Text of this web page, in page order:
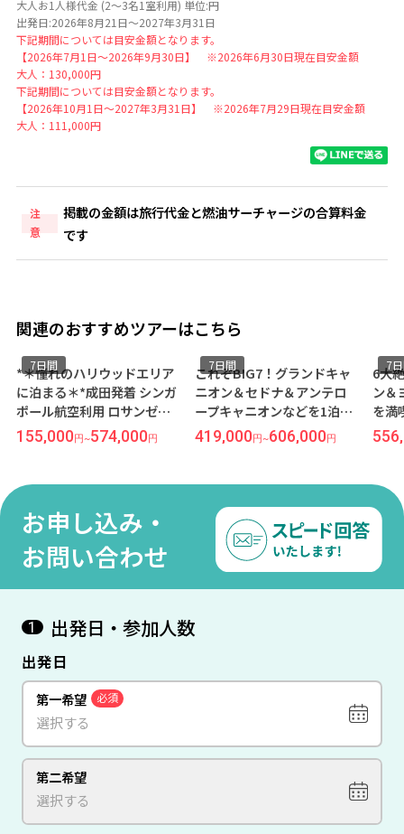
大人お1人様代金 (2～3名1室利用) 単位:円
出発日:2026年8月21日～2027年3月31日
下記期間については目安金額となります。
【2026年7月1日～2026年9月30日】 ※2026年6月30日現在目安金額
大人：130,000円
下記期間については目安金額となります。
【2026年10月1日～2027年3月31日】 ※2026年7月29日現在目安金額
大人：111,000円
注
意
掲載の金額は旅行代金と燃油サーチャージの合算料金
です
関連のおすすめツアーはこちら
*＊憧れのハリウッドエリア
に泊まる＊*成田発着 シンガ
ポール航空利用 ロサンゼル
ス7日間『ハリウッドヒスト
リック ホテル』指定
7日間
155,000円~574,000円
これぞBIG7！グランドキャ
ニオン＆セドナ＆アンテロ
ープキャニオンなどを1泊2
日で巡る観光付（日本語ガ
イド）名古屋発東京経由／
ANA利用） ラスベガス7日間
『サーカスサーカス ホテル
＆カジノ』指定
7日間
419,000円~606,000円
6大
ン＆
を満
経由
便
ンフ
『パ
ン
7
お申し込み・
お問い合わせ
1 出発日・参加人数
出発日
第一希望 必須
第二希望